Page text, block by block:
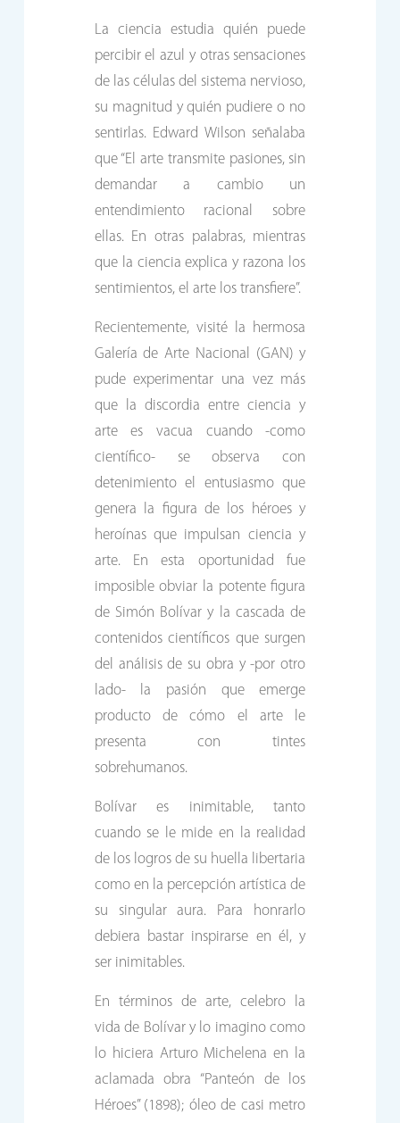
La ciencia estudia quién puede
percibir el azul y otras sensaciones
de las células del sistema nervioso,
su magnitud y quién pudiere o no
sentirlas. Edward Wilson señalaba
que “El arte transmite pasiones, sin
demandar a cambio un
entendimiento racional sobre
ellas. En otras palabras, mientras
que la ciencia explica y razona los
sentimientos, el arte los transfiere”.
Recientemente, visité la hermosa
Galería de Arte Nacional (GAN) y
pude experimentar una vez más
que la discordia entre ciencia y
arte es vacua cuando -como
científico- se observa con
detenimiento el entusiasmo que
genera la figura de los héroes y
heroínas que impulsan ciencia y
arte. En esta oportunidad fue
imposible obviar la potente figura
de Simón Bolívar y la cascada de
contenidos científicos que surgen
del análisis de su obra y -por otro
lado- la pasión que emerge
producto de cómo el arte le
presenta con tintes
sobrehumanos.
Bolívar es inimitable, tanto
cuando se le mide en la realidad
de los logros de su huella libertaria
como en la percepción artística de
su singular aura. Para honrarlo
debiera bastar inspirarse en él, y
ser inimitables.
En términos de arte, celebro la
vida de Bolívar y lo imagino como
lo hiciera Arturo Michelena en la
aclamada obra “Panteón de los
Héroes” (1898); óleo de casi metro